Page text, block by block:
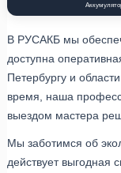
В РУСАКБ мы
доступна
Петербургу и
время, наша
выездом мастера
Мы заботимся об
действует выгодная